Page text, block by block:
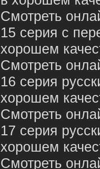
Смотреть
15 серия с
хорошем
Смотреть
16 серия
хорошем
Смотреть
17 серия
хорошем
Смотреть